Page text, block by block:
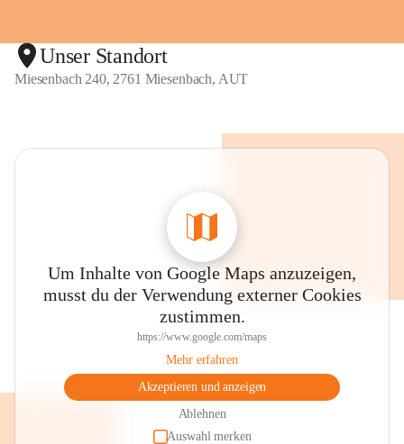
Unser Standort
Miesenbach 240, 2761 Miesenbach, AUT
Um Inhalte von Google Maps anzuzeigen,
musst du der Verwendung externer Cookies
zustimmen.
https://www.google.com/maps
Mehr erfahren
Akzeptieren und anzeigen
Ablehnen
Auswahl merken